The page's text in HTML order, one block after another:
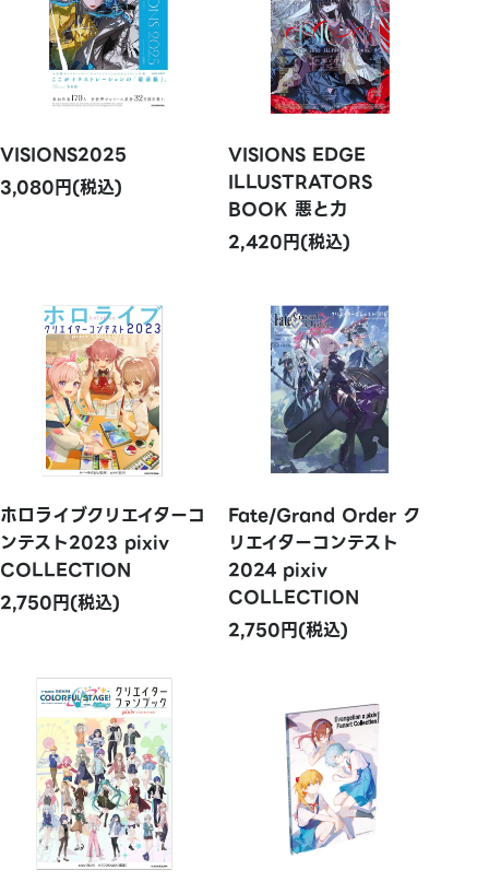
VISIONS2025
3,080円(税込)
VISIONS EDGE
ILLUSTRATORS
BOOK 悪と力
2,420円(税込)
ホロライブクリエイターコ
ンテスト2023 pixiv
COLLECTION
2,750円(税込)
Fate/Grand Order ク
リエイターコンテスト
2024 pixiv
COLLECTION
2,750円(税込)